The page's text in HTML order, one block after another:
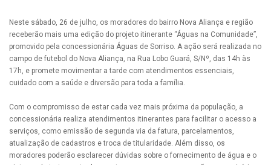
Neste sábado, 26 de julho, os moradores do bairro Nova Aliança e região
receberão mais uma edição do projeto itinerante “Águas na Comunidade”,
promovido pela concessionária Águas de Sorriso. A ação será realizada no
campo de futebol do Nova Aliança, na Rua Lobo Guará, S/Nº, das 14h às
17h, e promete movimentar a tarde com atendimentos essenciais,
cuidado com a saúde e diversão para toda a família.
Com o compromisso de estar cada vez mais próxima da população, a
concessionária realiza atendimentos itinerantes para facilitar o acesso a
serviços, como emissão de segunda via da fatura, parcelamentos,
atualização de cadastros e troca de titularidade. Além disso, os
moradores poderão esclarecer dúvidas sobre o fornecimento de água e o